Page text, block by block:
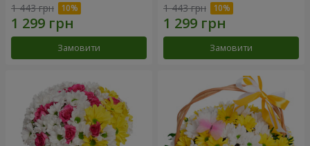
1 443 грн
Замовити
1 443 грн
Замовити